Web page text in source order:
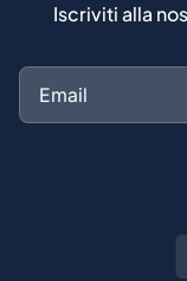
Iscriviti alla